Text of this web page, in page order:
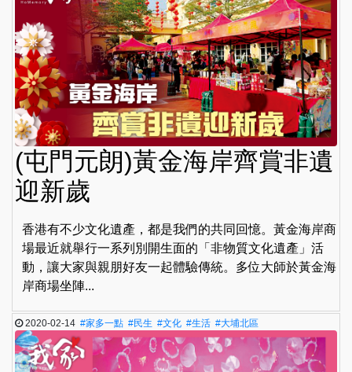
(屯門元朗)黃金海岸齊賞非遺
迎新歲
香港有不少文化遺產，都是我們的共同回憶。黃金海岸商
場最近就舉行一系列別開生面的「非物質文化遺產」活
動，讓大家與親朋好友一起體驗傳統。多位大師於黃金海
岸商場坐陣...
2020-02-14#家多一點 #民生 #文化 #生活 #大埔北區